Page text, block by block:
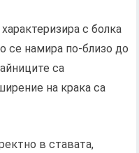
с болка
се намира по-близо до
са
на крака са
в ставата,